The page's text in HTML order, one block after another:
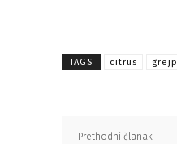
TAGS citrus grejp
Prethodni članak